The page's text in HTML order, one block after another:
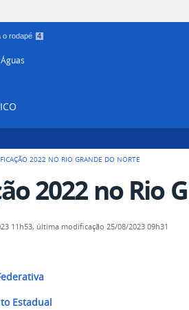
o rodapé 4
2022 NO RIO GRANDE DO NORTE
2022 no Rio
11h53, última modificação 25/08/2023 09h31
Estadual